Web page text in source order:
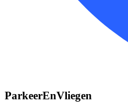
ParkeerEnVliegen